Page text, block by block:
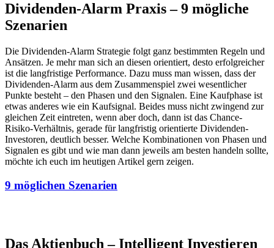
Dividenden-Alarm Praxis – 9 mögliche
Szenarien
Die Dividenden-Alarm Strategie folgt ganz bestimmten Regeln und
Ansätzen. Je mehr man sich an diesen orientiert, desto erfolgreicher
ist die langfristige Performance. Dazu muss man wissen, dass der
Dividenden-Alarm aus dem Zusammenspiel zwei wesentlicher
Punkte besteht – den Phasen und den Signalen. Eine Kaufphase ist
etwas anderes wie ein Kaufsignal. Beides muss nicht zwingend zur
gleichen Zeit eintreten, wenn aber doch, dann ist das Chance-
Risiko-Verhältnis, gerade für langfristig orientierte Dividenden-
Investoren, deutlich besser. Welche Kombinationen von Phasen und
Signalen es gibt und wie man dann jeweils am besten handeln sollte,
möchte ich euch im heutigen Artikel gern zeigen.
9 möglichen Szenarien
Das Aktienbuch – Intelligent Investieren